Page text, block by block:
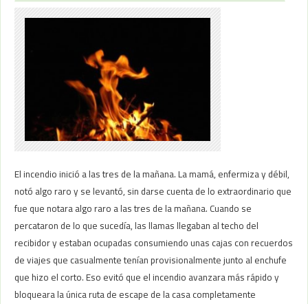
El incendio inició a las tres de la mañana. La mamá, enfermiza y débil,
notó algo raro y se levantó, sin darse cuenta de lo extraordinario que
fue que notara algo raro a las tres de la mañana. Cuando se
percataron de lo que sucedía, las llamas llegaban al techo del
recibidor y estaban ocupadas consumiendo unas cajas con recuerdos
de viajes que casualmente tenían provisionalmente junto al enchufe
que hizo el corto. Eso evitó que el incendio avanzara más rápido y
bloqueara la única ruta de escape de la casa completamente